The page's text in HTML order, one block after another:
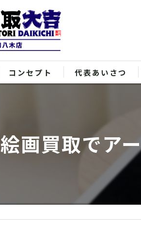
コンセプト 代表あいさつ
絵画買取でア